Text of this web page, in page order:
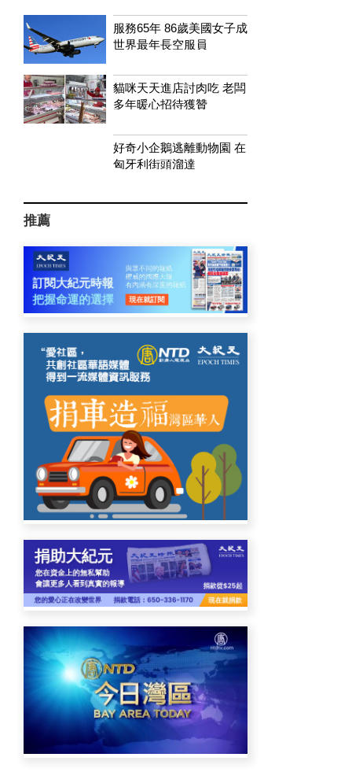
服務65年 86歲美國女子成
世界最年長空服員
貓咪天天進店討肉吃 老闆
多年暖心招待獲贊
好奇小企鵝逃離動物園 在
匈牙利街頭溜達
推薦